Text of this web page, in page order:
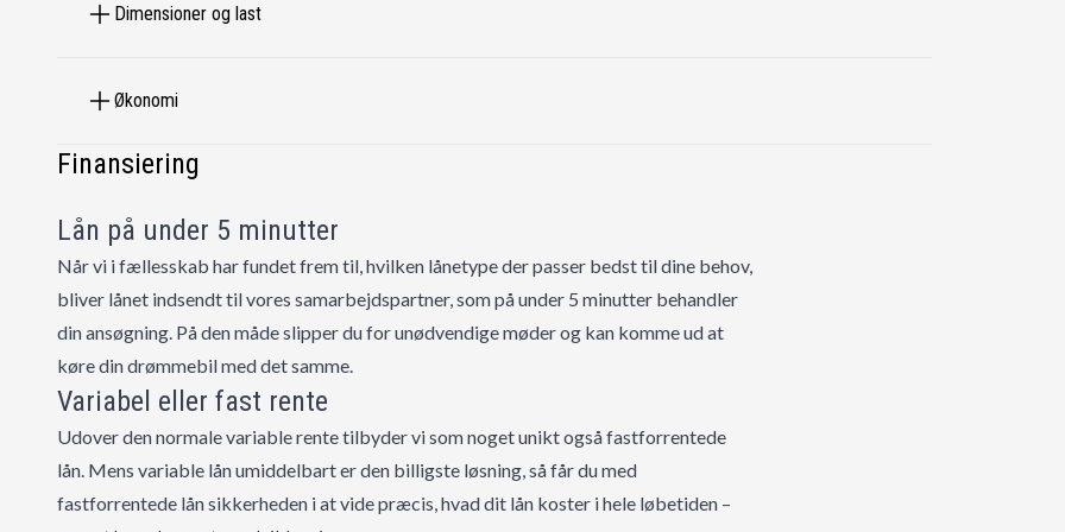
✔️ Læderkabine
✔️ 360° kamera
✔️ Parkeringsassistent
✔️ Adaptiv fartpilot
✔️ El svingbart træk: 3.500 kg
✔️ Laneassistent
✔️ Blindvinkelassistent
✔️ Varme i rattet
✔️ Keyless Go
✔️ 381 HK
✔️ Motorvarmer
✔️ Euronorm 6.,
Dimensioner og last
Økonomi
Finansiering
Lån på under 5 minutter
Når vi i fællesskab har fundet frem til, hvilken lånetype der passer bedst til dine behov,
bliver lånet indsendt til vores samarbejdspartner, som på under 5 minutter behandler
din ansøgning. På den måde slipper du for unødvendige møder og kan komme ud at
køre din drømmebil med det samme.
Variabel eller fast rente
Udover den normale variable rente tilbyder vi som noget unikt også fastforrentede
lån. Mens variable lån umiddelbart er den billigste løsning, så får du med
fastforrentede lån sikkerheden i at vide præcis, hvad dit lån koster i hele løbetiden –